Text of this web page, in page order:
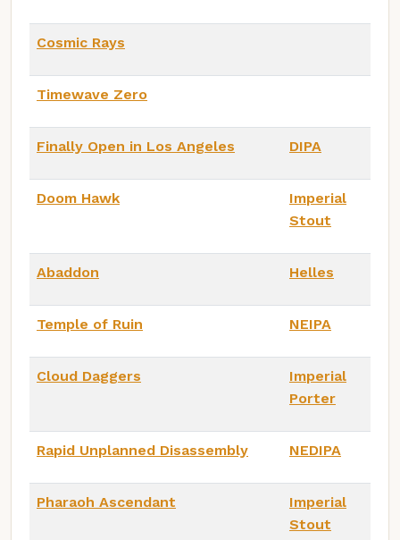
Cosmic Rays
Timewave Zero
Finally Open in Los Angeles DIPA
Doom Hawk
Imperial
Stout
Abaddon Helles
Temple of Ruin NEIPA
Cloud Daggers
Imperial
Porter
Rapid Unplanned Disassembly NEDIPA
Pharaoh Ascendant
Imperial
Stout